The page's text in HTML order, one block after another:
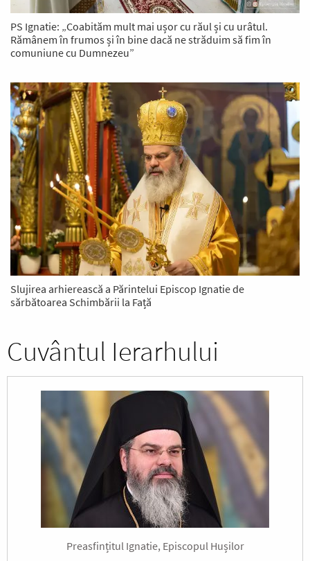
PS Ignatie: „Coabităm mult mai ușor cu răul și cu urâtul.
Rămânem în frumos și în bine dacă ne străduim să fim în
comuniune cu Dumnezeu”
Slujirea arhierească a Părintelui Episcop Ignatie de
sărbătoarea Schimbării la Față
Cuvântul Ierarhului
Preasfințitul Ignatie, Episcopul Hușilor